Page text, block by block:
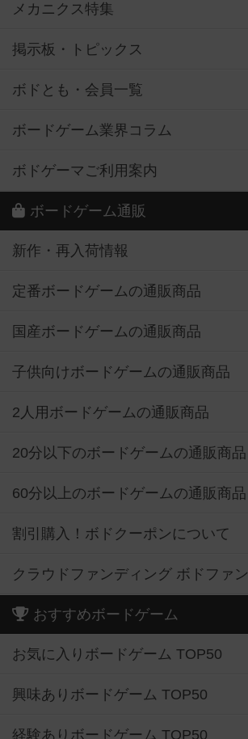
メカニクス特集
掲示板・トピックス
ボドとも・会員一覧
ボードゲーム業界コラム
ボドゲーマご利用案内
ボードゲーム通販
新作・再入荷情報
定番ボードゲームの通販商品
国産ボードゲームの通販商品
子供向けボードゲームの通販商品
2人用ボードゲームの通販商品
20分以下のボードゲームの通販商品
60分以上のボードゲームの通販商品
割引購入！ボドクーポンについて
クラウドファンディング ボドファン
おすすめボードゲーム
お気に入りボードゲーム TOP50
興味ありボードゲーム TOP50
経験ありボードゲーム TOP50